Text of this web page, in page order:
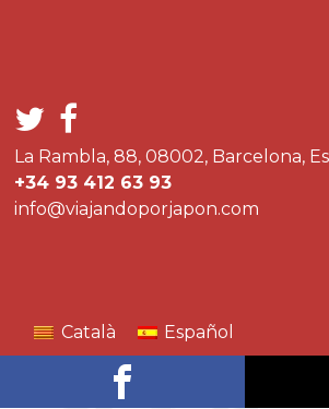
La Rambla, 88, 08002, Barcelona,
+34 93 412 63 93
info@viajandoporjapon.com
Català Español